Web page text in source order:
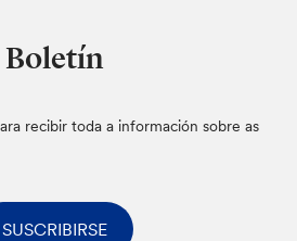
Boletín
recibir toda a información sobre as
SUSCRIBIRSE